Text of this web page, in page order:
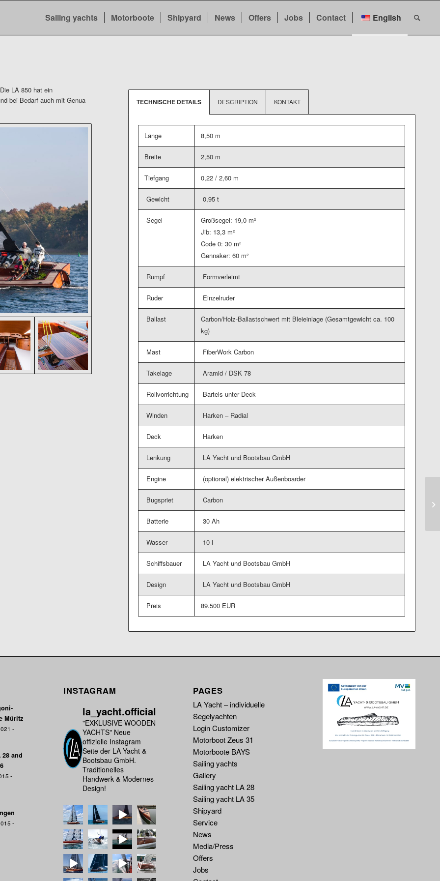
Sailing yachts Motorboote Shipyard News Offers Jobs Contact English
LA 850 hat ein
bei Bedarf auch mit Genua
TECHNISCHE DETAILS DESCRIPTION KONTAKT
Länge 8,50 m
Breite 2,50 m
Tiefgang 0,22 / 2,60 m
Gewicht 0,95 t
Segel
Großsegel: 19,0 m²
Jib: 13,3 m²
Code 0: 30 m²
Gennaker: 60 m²
Rumpf Formverleimt
Ruder Einzelruder
Ballast
Carbon/Holz-Ballastschwert mit Bleieinlage (Gesamtgewicht ca. 100
kg)
Mast FiberWork Carbon
Takelage Aramid / DSK 78
Rollvorrichtung Bartels unter Deck
Winden Harken – Radial
Deck Harken
Lenkung LA Yacht und Bootsbau GmbH
Engine (optional) elektrischer Außen­boarder
Bugspriet Carbon
Batterie 30 Ah
Wasser 10 l
Schiffsbauer LA Yacht und Bootsbau GmbH
Design LA Yacht und Bootsbau GmbH
Preis 89.500 EUR
Müritz
-
28 and
-
-
INSTAGRAM
la_yacht.official
"EXKLUSIVE WOODEN
YACHTS" Neue
offizielle Instagram
Seite der LA Yacht &
Bootsbau GmbH.
Traditionelles
Handwerk & Modernes
Design!
PAGES
LA Yacht – individuelle
Segelyachten
Login Customizer
Motorboot Zeus 31
Motorboote BAYS
Sailing yachts
Gallery
Sailing yacht LA 28
Sailing yacht LA 35
Shipyard
Service
News
Media/Press
Offers
Jobs